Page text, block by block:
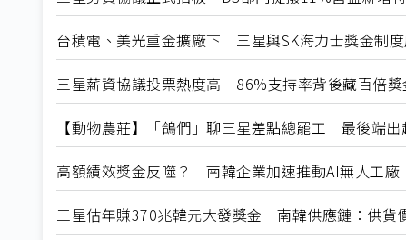
台積電、美光重金擴廠下 三星與SK海力士獎金制度
三星薪資協議投票熱度高 86%支持率背後藏百倍獎
【動物農莊】「鴿們」聊三星差點總罷工 最後端出
高額績效獎金反噬？ 南韓企業加速推動AI無人工廠
三星估年賺370兆韓元大發獎金 南韓供應鏈：供貨